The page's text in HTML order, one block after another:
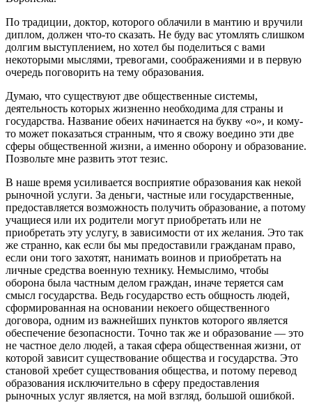
По традиции, доктор, которого облачили в мантию и вручили
диплом, должен что-то сказать. Не буду вас утомлять слишком
долгим выступлением, но хотел бы поделиться с вами
некоторыми мыслями, тревогами, соображениями и в первую
очередь поговорить на тему образования.
Думаю, что существуют две общественные системы,
деятельность которых жизненно необходима для страны и
государства. Название обеих начинается на букву «о», и кому-
то может показаться странным, что я свожу воедино эти две
сферы общественной жизни, а именно оборону и образование.
Позвольте мне развить этот тезис.
В наше время усиливается восприятие образования как некой
рыночной услуги. За деньги, частные или государственные,
предоставляется возможность получить образование, а потому
учащиеся или их родители могут приобретать или не
приобретать эту услугу, в зависимости от их желания. Это так
же странно, как если бы мы предоставили гражданам право,
если они того захотят, нанимать воинов и приобретать на
личные средства военную технику. Немыслимо, чтобы
оборона была частным делом граждан, иначе теряется сам
смысл государства. Ведь государство есть общность людей,
сформированная на основании некоего общественного
договора, одним из важнейших пунктов которого является
обеспечение безопасности. Точно так же и образование — это
не частное дело людей, а такая сфера общественная жизни, от
которой зависит существование общества и государства. Это
становой хребет существования общества, и потому перевод
образования исключительно в сферу предоставления
рыночных услуг является, на мой взгляд, большой ошибкой.